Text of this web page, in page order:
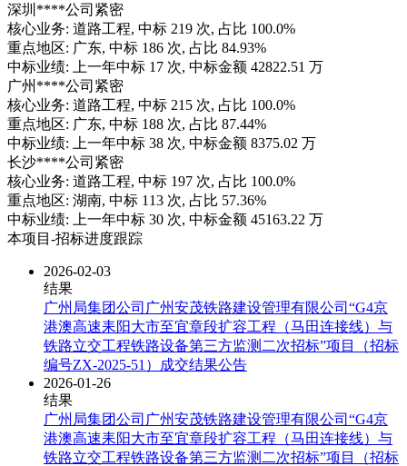
深圳****公司 紧密
核心业务: 道路工程, 中标 219 次, 占比 100.0%
重点地区: 广东, 中标 186 次, 占比 84.93%
中标业绩:
上一年中标 17 次, 中标金额 42822.51 万
广州****公司 紧密
核心业务: 道路工程, 中标 215 次, 占比 100.0%
重点地区: 广东, 中标 188 次, 占比 87.44%
中标业绩:
上一年中标 38 次, 中标金额 8375.02 万
长沙****公司 紧密
核心业务: 道路工程, 中标 197 次, 占比 100.0%
重点地区: 湖南, 中标 113 次, 占比 57.36%
中标业绩:
上一年中标 30 次, 中标金额 45163.22 万
本项目-招标进度跟踪
2026-02-03
结果
广州局集团公司广州安茂铁路建设管理有限公司“G4京
港澳高速耒阳大市至宜章段扩容工程（马田连接线）与
铁路立交工程铁路设备第三方监测二次招标”项目（招标
编号ZX-2025-51）成交结果公告
2026-01-26
结果
广州局集团公司广州安茂铁路建设管理有限公司“G4京
港澳高速耒阳大市至宜章段扩容工程（马田连接线）与
铁路立交工程铁路设备第三方监测二次招标”项目（招标